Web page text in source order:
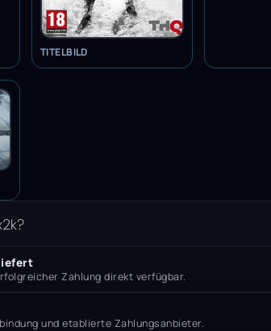
TITELBILD
Zahlung direkt verfügbar.
und etablierte Zahlungsanbieter.